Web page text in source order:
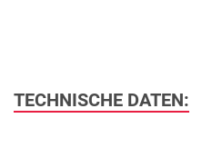
TECHNISCHE DATEN: